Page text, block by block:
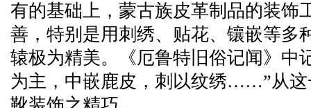
有的基础上，蒙古族皮革制品的装饰
善，特别是用刺绣、贴花、镶嵌等多
辕极为精美。《厄鲁特旧俗记闻》中
为主，中嵌鹿皮，刺以纹绣……”从这